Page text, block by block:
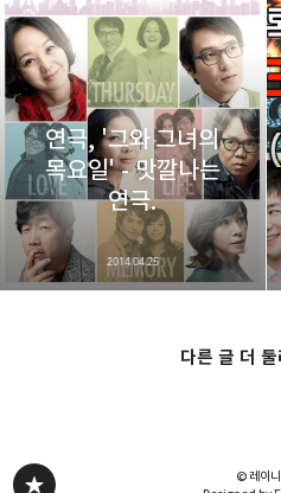
연극, '그와 그녀의
목요일' - 맛깔나는
연극.
2014.04.25
다른 글 더 둘
© 레이